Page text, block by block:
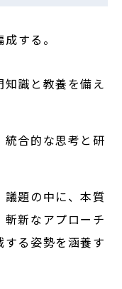
する。
識と教養を備え
合的な思考と研
題の中に、本質
新なアプローチ
る姿勢を涵養す